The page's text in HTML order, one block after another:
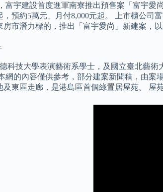
富宇建設首度進軍南寮推出預售案「富宇愛
，預約5萬元、月付8,000元起。 上市櫃公
市潛力標的，推出「富宇愛尚」新建案，
科技大學表演藝術系學士，及國立臺北藝
網的內容僅供參考，部分建案新聞稿，由
東區走廊，是港島區首個綠置居屋苑。 屋